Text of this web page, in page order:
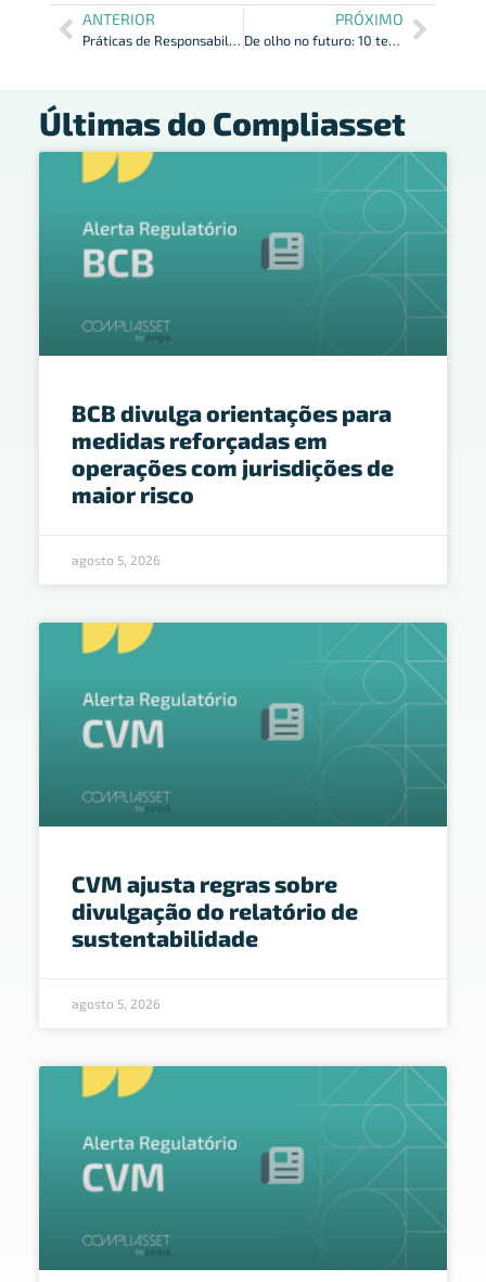
ANTERIOR
Práticas de Responsabilidade Social no Mercado Financeiro
PRÓXIMO
De olho no futuro: 10 tendências de compliance no setor bancário
Últimas do Compliasset
BCB divulga orientações para
medidas reforçadas em
operações com jurisdições de
maior risco
agosto 5, 2026
CVM ajusta regras sobre
divulgação do relatório de
sustentabilidade
agosto 5, 2026